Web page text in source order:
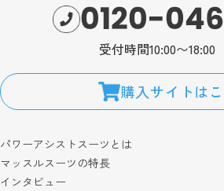
0120-
受付時間10:00〜18:00
購入サイトは
パワーアシストスーツとは
マッスルスーツの特長
インタビュー